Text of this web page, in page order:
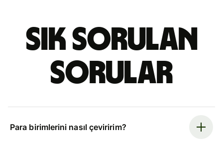
Sık sorulan
sorular
Para birimlerini nasıl çeviririm?